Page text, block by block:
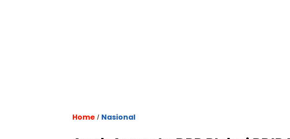
Home / Nasional